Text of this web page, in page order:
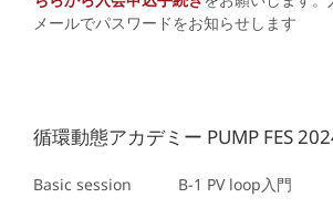
メールでパスワードをお知らせします
循環動態アカデミー PUMP FES
Basic session B-1 PV loop入門